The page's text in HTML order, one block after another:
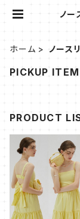
ノ
ホーム ノース
PICKUP ITEM
PRODUCT